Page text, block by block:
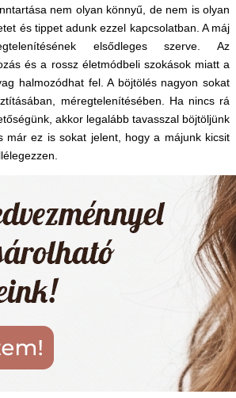
nem olyan könnyű, de nem is olyan
és tippet adunk ezzel kapcsolatban. A máj
elsődleges szerve. Az
és a rossz életmódbeli szokások miatt a
halmozódhat fel. A böjtölés nagyon sokat
méregtelenítésében. Ha nincs rá
akkor legalább tavasszal böjtöljünk
már ez is sokat jelent, hogy a májunk kicsit